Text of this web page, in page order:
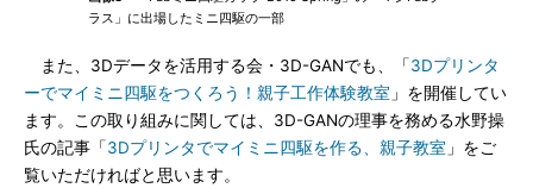
ラス」に出場したミニ四駆の一部
また、3Dデータを活用する会・3D-GANでも、「3Dプリンタ
ーでマイミニ四駆をつくろう！親子工作体験教室 」を開催してい
ます。この取り組みに関しては、3D-GANの理事を務める水野操
氏の記事「3Dプリンタでマイミニ四駆を作る、親子教室 」をご
覧いただければと思います。